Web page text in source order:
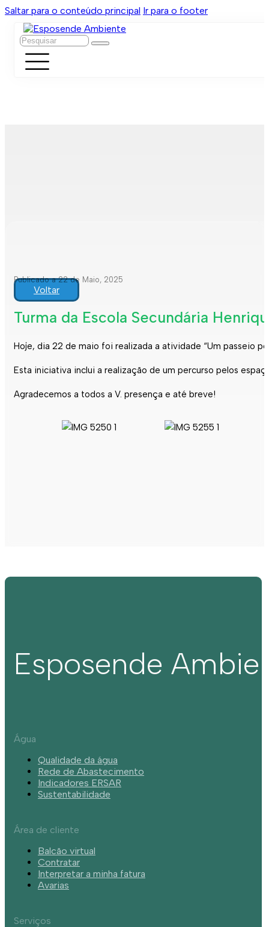
Saltar para o conteúdo principal Ir para o footer
Pesquisar
Publicado a 22 de Maio, 2025
Voltar
Turma da Escola Secundária
Hoje, dia 22 de maio foi realizada a atividade “Um passeio
Esta iniciativa inclui a realização de um percurso pelos
Agradecemos a todos a V. presença e até breve!
Esposende
Água
Qualidade da água
Rede de Abastecimento
Indicadores ERSAR
Sustentabilidade
Área de cliente
Balcão virtual
Contratar
Interpretar a minha fatura
Avarias
Serviços